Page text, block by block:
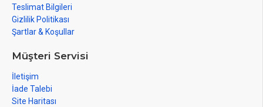
Teslimat Bilgileri
Gizlilik Politikası
Şartlar & Koşullar
Müşteri Servisi
İletişim
İade Talebi
Site Haritası